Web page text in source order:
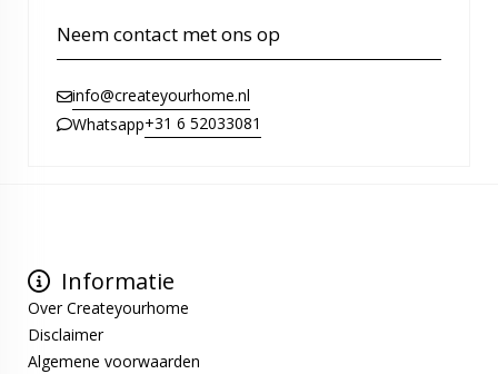
Neem contact met ons op
info@createyourhome.nl
Whatsapp+31 6 52033081
Informatie
Over Createyourhome
Disclaimer
Algemene voorwaarden